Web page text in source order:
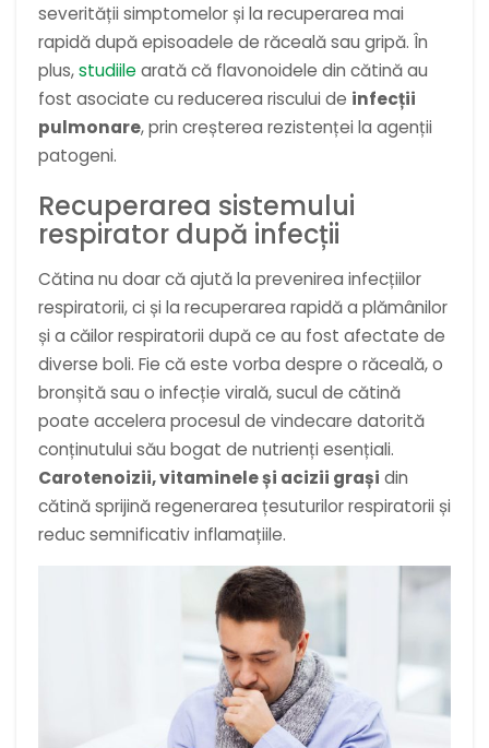
severității simptomelor și la recuperarea mai
rapidă după episoadele de răceală sau gripă. În
plus,studiilearată că flavonoidele din cătină au
fost asociate cu reducerea riscului de infecții
pulmonare, prin creșterea rezistenței la agenții
patogeni.
Recuperarea sistemului
respirator după infecții
Cătina nu doar că ajută la prevenirea infecțiilor
respiratorii, ci și la recuperarea rapidă a plămânilor
și a căilor respiratorii după ce au fost afectate de
diverse boli. Fie că este vorba despre o răceală, o
bronșită sau o infecție virală, sucul de cătină
poate accelera procesul de vindecare datorită
conținutului său bogat de nutrienți esențiali.
Carotenoizii, vitaminele și acizii grași din
cătină sprijină regenerarea țesuturilor respiratorii și
reduc semnificativ inflamațiile.